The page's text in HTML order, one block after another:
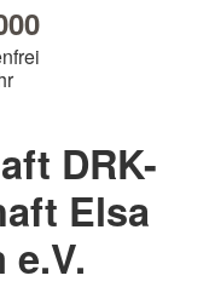
DRK-
Elsa